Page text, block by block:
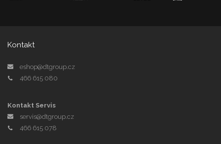
Kontakt
eshop@dtgroup.cz
466 615 080
Kontakt Servis
servis@dtgroup.cz
466 615 078